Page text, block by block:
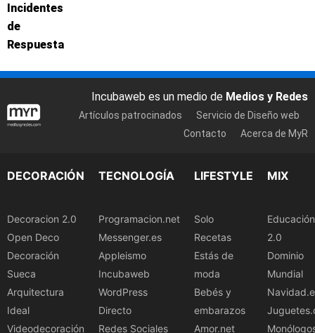
Incidentes
de
Respuesta
Incubaweb es un medio de Medios y Redes
Artículos patrocinados
Servicio de Diseño web
Contacto
Acerca de MyR
DECORACIÓN
Decoracion 2.0
Open Deco
Decoración
Sueca
Arquitectura
Ideal
Videodecoración
TECNOLOGÍA
Programacion.net
Messenger.es
Appleismo
Incubaweb
WordPress
Directo
Redes Sociales
LIFESTYLE
Solo
Recetas
Estás de
moda
Bebés y
embarazos
Amor.net
MIX
Educación
2.0
Dominio
Mundial